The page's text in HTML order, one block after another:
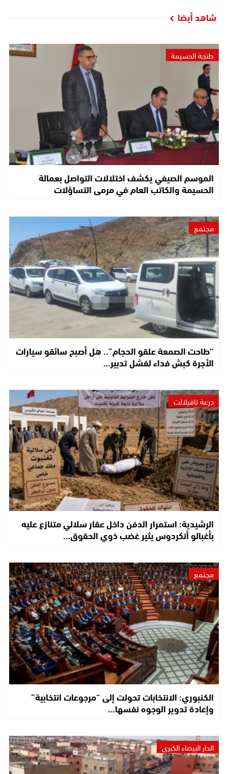
شاهد أيضا
طنجة الحسيمة
الموسم الصيفي يكشف اختلالات التواصل بعمالة
الحسيمة والكاتب العام في مرمى التساؤلات
مجتمع
“طاحت الصمعة علقو الحجام”.. هل أصبح سائقو سيارات
الأجرة كبش فداء لفشل تدبير…
درعة تافيلالت
الرشيدية: استمرار الدفن داخل عقار سلالي متنازع عليه
بأغبالو أنكردوس يثير غضب ذوي الحقوق…
مجتمع
الكنبوري: الانتخابات تحولت إلى “مرجوعات انتخابية”
وإعادة تدوير الوجوه نفسها…
الدار البيضاء الكبرى